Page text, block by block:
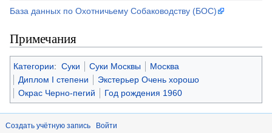
База данных по Охотничьему Собаководству (БОС)
Примечания
Категории: Суки Суки Москвы
Москва
Диплом I степени
Экстерьер Очень хорошо
Окрас Черно-пегий
Год рождения 1960
Создать учётную запись Войти